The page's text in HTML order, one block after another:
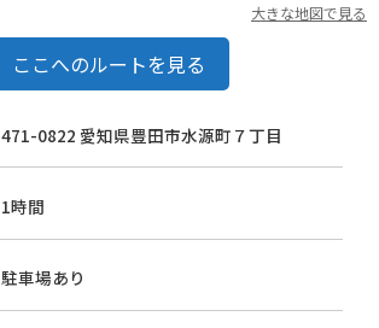
大きな地図で見る
ここへのルートを見る
471-0822 愛知県豊田市水源町７丁目
1時間
駐車場あり